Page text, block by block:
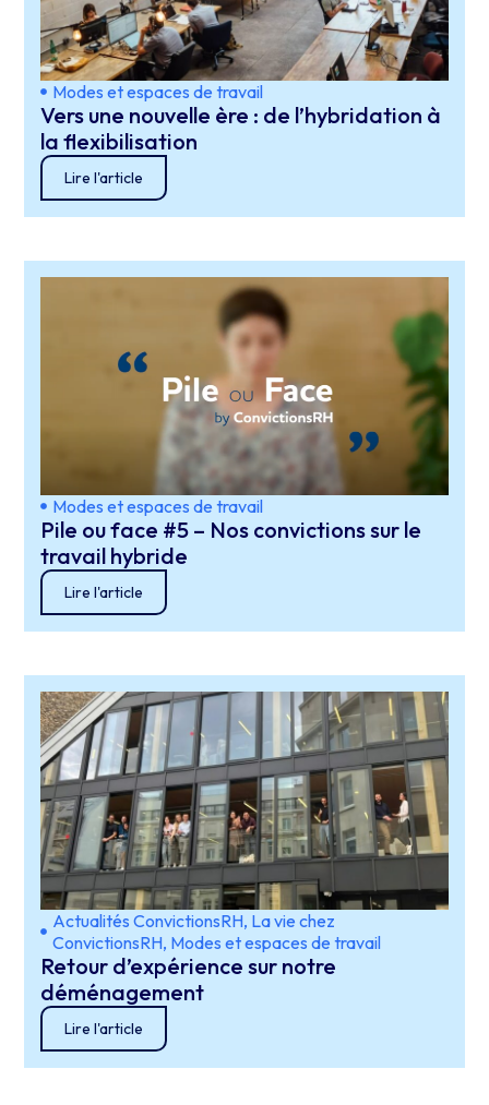
Modes et espaces de travail
Vers une nouvelle ère : de l’hybridation à
la flexibilisation
Lire l'article
Modes et espaces de travail
Pile ou face #5 – Nos convictions sur le
travail hybride
Lire l'article
Actualités ConvictionsRH, La vie chez
ConvictionsRH, Modes et espaces de travail
Retour d’expérience sur notre
déménagement
Lire l'article